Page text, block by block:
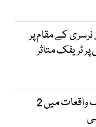
کے مقام پر
ٹریفک متاثر
کراچی: فائرنگ کے مختلف واقعات میں 2